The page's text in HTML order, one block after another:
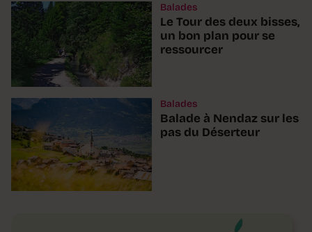
Balades
Le Tour des deux bisses,
un bon plan pour se
ressourcer
Balades
Balade à Nendaz sur les
pas du Déserteur